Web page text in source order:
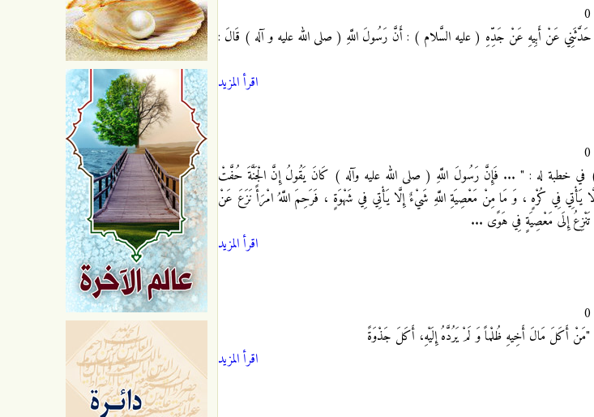
عَنْ أَبِيهِ عَنْ جَدِّهِ ( عليه السَّلام ) : أَنَّ رَسُولَ اللَّهِ ( صلى الله عليه و آله ) قَالَ :
اقرأ المزيد
) في خطبة له : " ... فَإِنَّ رَسُولَ اللَّهِ ( صلى الله عليه وآله ) كَانَ يَقُولُ إِنَّ الْجَنَّةَ حُفَّتْ
يَأْتِي فِي كُرْهٍ ، وَ مَا مِنْ مَعْصِيَةِ اللَّهِ شَيْ‏ءٌ إِلَّا يَأْتِي فِي شَهْوَةٍ ، فَرَحِمَ اللَّهُ امْرَأً نَزَعَ عَنْ
تَنْزِعُ إِلَى مَعْصِيَةٍ فِي هَوًى ...
اقرأ المزيد
"مَنْ أَكَلَ مَالَ أَخِيهِ ظُلْماً وَ لَمْ يَرُدَّهُ إِلَيْهِ، أَكَلَ جَذْوَةً
اقرأ المزيد